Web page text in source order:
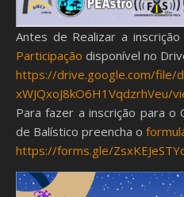
Antes de Realizar a
Participação disponível no
https://drive.google.com/file/
xWJQxoJ8kO6H1VqdzrhVeu/
Para fazer a inscrição para o
de Balístico preencha o
https://forms.gle/